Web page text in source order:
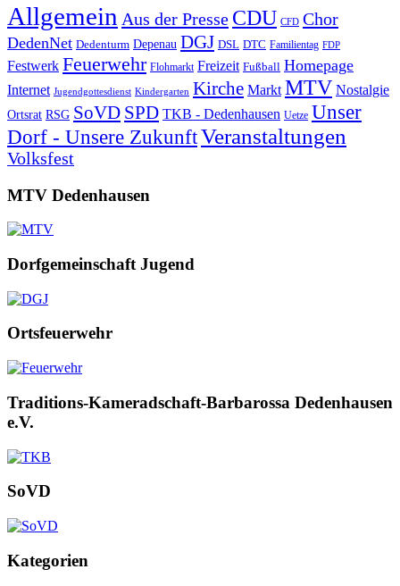
Allgemein Aus der Presse CDU CFD Chor
DedenNet Dedenturm Depenau DGJ DSL DTC Familientag FDP
Festwerk Feuerwehr Flohmarkt Freizeit Fußball Homepage
Internet Jugendgottesdienst Kindergarten Kirche Markt MTV Nostalgie
Ortsrat RSG SoVD SPD TKB - Dedenhausen Uetze Unser
Dorf - Unsere ZukunftVeranstaltungen
Volksfest
MTV Dedenhausen
Dorfgemeinschaft Jugend
Ortsfeuerwehr
Traditions-Kameradschaft-Barbarossa Dedenhausen
e.V.
SoVD
Kategorien